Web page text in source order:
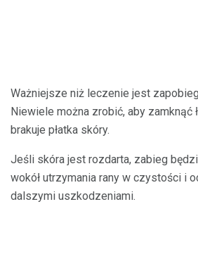
Ważniejsze niż leczenie jest
Niewiele można zrobić, aby zamknąć
brakuje płatka skóry.
Jeśli skóra jest rozdarta, zabieg
wokół utrzymania rany w czystości i
dalszymi uszkodzeniami.